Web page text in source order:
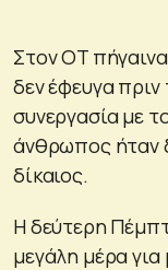
Στον OT
δεν έφευγα πριν
συνεργασία με
άνθρωπος ήταν
δίκαιος.
Η δεύτερη
μεγάλη μέρα